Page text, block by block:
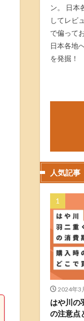
ン。 日本
してレビ
で偏って
日本各地
を発掘！
人気記事
2024年3
はや川の
の注意点